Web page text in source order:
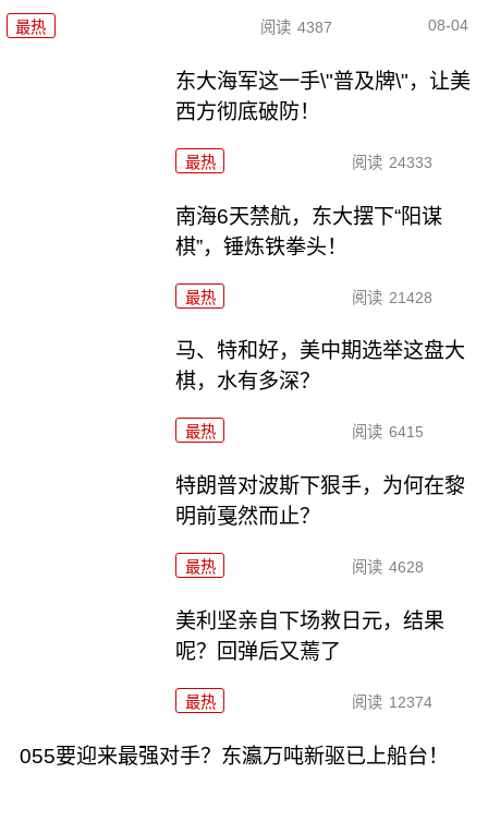
最热 阅读 4387 08-04
东大海军这一手\"普及牌\"，让美
西方彻底破防！
最热 阅读 24333
南海6天禁航，东大摆下“阳谋
棋”，锤炼铁拳头！
最热 阅读 21428
马、特和好，美中期选举这盘大
棋，水有多深？
最热 阅读 6415
特朗普对波斯下狠手，为何在黎
明前戛然而止？
最热 阅读 4628
美利坚亲自下场救日元，结果
呢？回弹后又蔫了
最热 阅读 12374
055要迎来最强对手？东瀛万吨新驱已上船台！